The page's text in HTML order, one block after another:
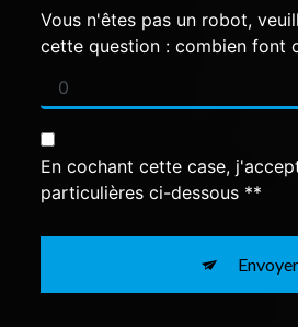
Vous n'êtes pas un robot,
cette question : combien font
En cochant cette case,
particulières ci-dessous **
Envoyer